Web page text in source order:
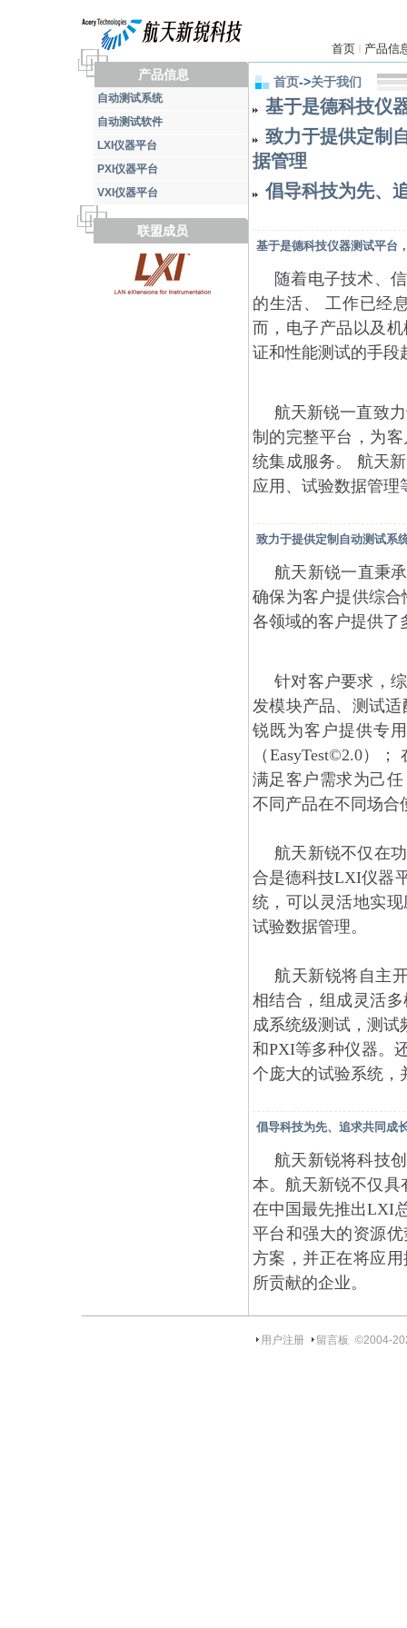
首页 | 产品信
产品信息
自动测试系统
自动测试软件
LXI仪器平台
PXI仪器平台
VXI仪器平台
联盟成员
首页->关于我们
基于是德科技仪
致力于提供定制
据管理
倡导科技为先、
基于是德科技仪器测试平台
随着电子技术、
的生活、 工作已经
而，电子产品以及
证和性能测试的手段
航天新锐一直致
制的完整平台，为
统集成服务。 航天
应用、试验数据管理
致力于提供定制自动测试系
航天新锐一直秉
确保为客户提供综
各领域的客户提供了
针对客户要求，
发模块产品、测试
锐既为客户提供专
（EasyTest©2.0）
满足客户需求为己
不同产品在不同场合
航天新锐不仅在
合是德科技LXI仪器
统，可以灵活地实
试验数据管理。
航天新锐将自主
相结合，组成灵活
成系统级测试，测
和PXI等多种仪器。
个庞大的试验系统，
倡导科技为先、追求共同成
航天新锐将科技
本。航天新锐不仅具
在中国最先推出LXI
平台和强大的资源
方案，并正在将应
所贡献的企业。
用户注册 留言板 ©2004-